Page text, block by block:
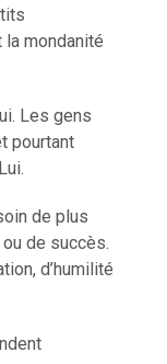
la mondanité
Les gens
pourtant
de plus
de succès.
d’humilité